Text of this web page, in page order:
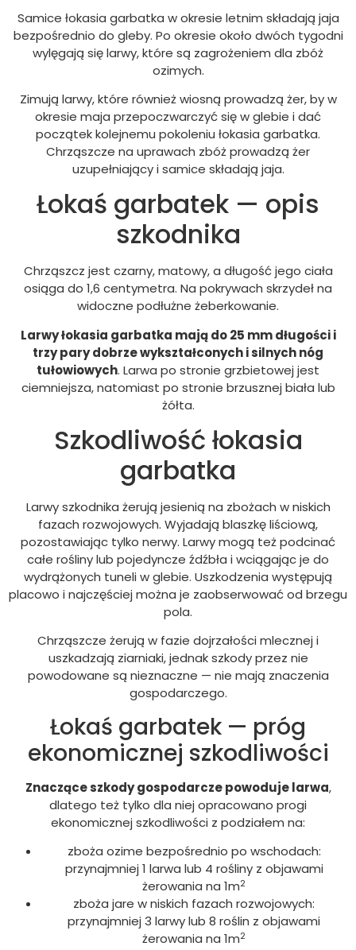
Samice łokasia garbatka w okresie letnim składają jaja
bezpośrednio do gleby. Po okresie około dwóch tygodni
wylęgają się larwy, które są zagrożeniem dla zbóż
ozimych.
Zimują larwy, które również wiosną prowadzą żer, by w
okresie maja przepoczwarczyć się w glebie i dać
początek kolejnemu pokoleniu łokasia garbatka.
Chrząszcze na uprawach zbóż prowadzą żer
uzupełniający i samice składają jaja.
Łokaś garbatek — opis
szkodnika
Chrząszcz jest czarny, matowy, a długość jego ciała
osiąga do 1,6 centymetra. Na pokrywach skrzydeł na
widoczne podłużne żeberkowanie.
Larwy łokasia garbatka mają do 25 mm długości i
trzy pary dobrze wykształconych i silnych nóg
tułowiowych. Larwa po stronie grzbietowej jest
ciemniejsza, natomiast po stronie brzusznej biała lub
żółta.
Szkodliwość łokasia
garbatka
Larwy szkodnika żerują jesienią na zbożach w niskich
fazach rozwojowych. Wyjadają blaszkę liściową,
pozostawiając tylko nerwy. Larwy mogą też podcinać
całe rośliny lub pojedyncze źdźbła i wciągając je do
wydrążonych tuneli w glebie. Uszkodzenia występują
placowo i najczęściej można je zaobserwować od brzegu
pola.
Chrząszcze żerują w fazie dojrzałości mlecznej i
uszkadzają ziarniaki, jednak szkody przez nie
powodowane są nieznaczne — nie mają znaczenia
gospodarczego.
Łokaś garbatek — próg
ekonomicznej szkodliwości
Znaczące szkody gospodarcze powoduje larwa,
dlatego też tylko dla niej opracowano progi
ekonomicznej szkodliwości z podziałem na:
zboża ozime bezpośrednio po wschodach:
przynajmniej 1 larwa lub 4 rośliny z objawami
żerowania na 1m2
zboża jare w niskich fazach rozwojowych:
przynajmniej 3 larwy lub 8 roślin z objawami
żerowania na 1m2